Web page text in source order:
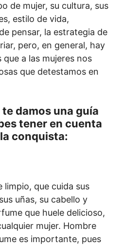
de mujer, su cultura, sus
estilo de vida,
pensar, la estrategia de
pero, en general, hay
a las mujeres nos
que detestamos en
damos una guía
tener en cuenta
conquista:
limpio, que cuida sus
uñas, su cabello y
que huele delicioso,
mujer. Hombre
es importante, pues